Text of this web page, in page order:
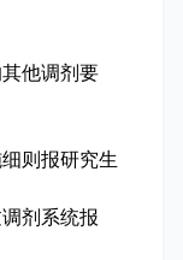
他调剂要
则报研究生
剂系统报